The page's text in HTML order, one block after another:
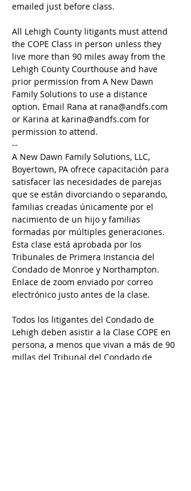
emailed just before class.
All Lehigh County litigants must attend
the COPE Class in person unless they
live more than 90 miles away from the
Lehigh County Courthouse and have
prior permission from A New Dawn
Family Solutions to use a distance
option. Email Rana at rana@andfs.com
or Karina at karina@andfs.com for
permission to attend.
--
A New Dawn Family Solutions, LLC,
Boyertown, PA ofrece capacitación para
satisfacer las necesidades de parejas
que se están divorciando o separando,
familias creadas únicamente por el
nacimiento de un hijo y familias
formadas por múltiples generaciones.
Esta clase está aprobada por los
Tribunales de Primera Instancia del
Condado de Monroe y Northampton.
Enlace de zoom enviado por correo
electrónico justo antes de la clase.
Todos los litigantes del Condado de
Lehigh deben asistir a la Clase COPE en
persona, a menos que vivan a más de 90
millas del Tribunal del Condado de